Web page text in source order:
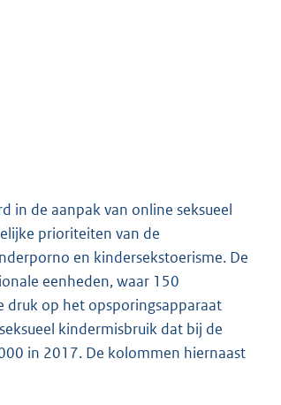
in de aanpak van online seksueel
prioriteiten van de
en kindersekstoerisme. De
eenheden, waar 150
op het opsporingsapparaat
kindermisbruik dat bij de
in 2017. De kolommen hiernaast